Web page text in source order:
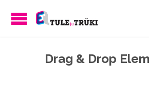
Drag & Drop